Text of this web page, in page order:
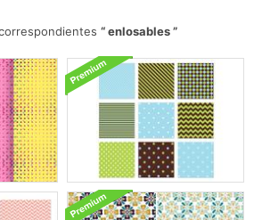
enlosables